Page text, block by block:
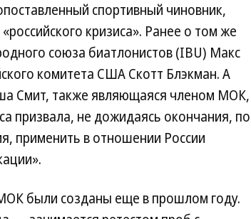
спортивный чиновник,
кризиса». Ранее о том же
союза биатлонистов (IBU) Макс
комитета США Скотт Блэкман. А
Смит, также являющаяся членом МОК,
призвала, не дожидаясь окончания, по
применить в отношении России
были созданы еще в прошлом году.